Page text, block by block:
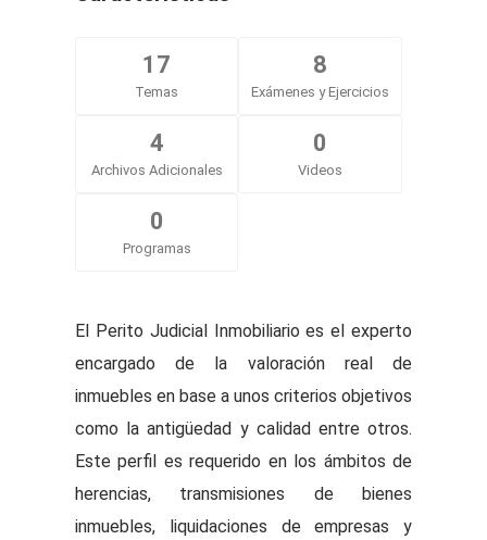
17
Temas
8
Exámenes y Ejercicios
4
Archivos Adicionales
0
Videos
0
Programas
El Perito Judicial Inmobiliario es el experto
encargado de la valoración real de
inmuebles en base a unos criterios objetivos
como la antigüedad y calidad entre otros.
Este perfil es requerido en los ámbitos de
herencias, transmisiones de bienes
inmuebles, liquidaciones de empresas y